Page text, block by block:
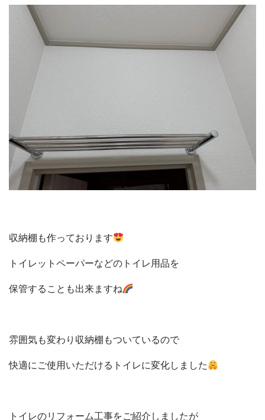
収納棚も作っております
トイレットペーパーなどのトイレ用品を
保管することも出来ますね
雰囲気も変わり収納棚もついているので
快適にご使用いただけるトイレに変化しました
トイレのリフォーム工事をご紹介しましたが